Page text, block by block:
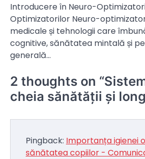
Introducere în Neuro-
Optimizatorilor Neuro-
medicale și tehnologii care
cognitive, sănătatea mintală și
generală…
2 thoughts on “
cheia sănătății și
Pingback: Importanța igienei
sănătatea copiilor -